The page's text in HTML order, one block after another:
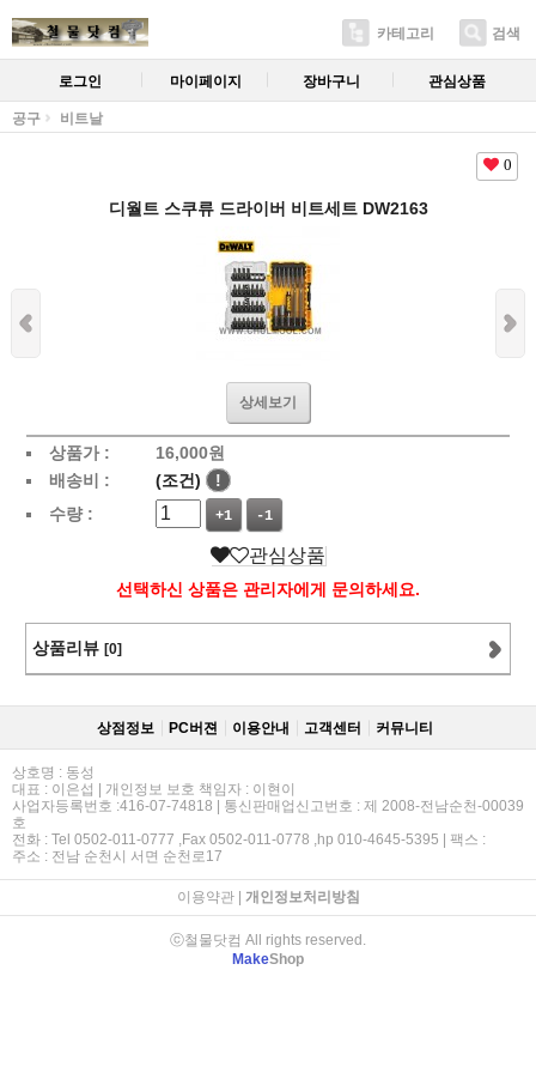
카테고리 검색
로그인 마이페이지 장바구니 관심상품
공구 비트날
0
디월트 스쿠류 드라이버 비트세트 DW2163
상세보기
상품가 : 16,000원
배송비 :
(조건)
!
수량 :
+1 -1
관심상품
선택하신 상품은 관리자에게 문의하세요.
상품리뷰 [0]
상점정보 PC버젼 이용안내 고객센터 커뮤니티
상호명 : 동성
대표 : 이은섭 | 개인정보 보호 책임자 : 이현이
사업자등록번호 :416-07-74818 | 통신판매업신고번호 : 제 2008-전남순천-00039
호
전화 : Tel 0502-011-0777 ,Fax 0502-011-0778 ,hp 010-4645-5395 | 팩스 :
주소 : 전남 순천시 서면 순천로17
이용약관| 개인정보처리방침
ⓒ철물닷컴 All rights reserved.
MakeShop